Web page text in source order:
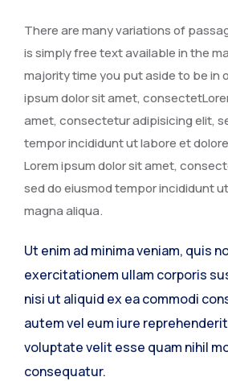
There are many variations of
is simply free text available in the
majority time you put aside to be in
ipsum dolor sit amet,
amet, consectetur adipisicing elit,
tempor incididunt ut labore et
Lorem ipsum dolor sit amet,
sed do eiusmod tempor incididunt
magna aliqua.
Ut enim ad minima veniam, quis
exercitationem ullam corporis
nisi ut aliquid ex ea commodi
autem vel eum iure
voluptate velit esse quam nihil
consequatur.